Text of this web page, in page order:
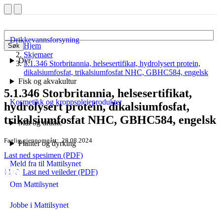
Søk
Drikkevannsforsyning
Dyr
Fisk og akvakultur
Kosmetikk og kroppspleieprodukter
Mat og drikke
Planter og dyrking
Meld fra til Mattilsynet
Om Mattilsynet
Jobbe i Mattilsynet
Hjem
Skjemaer
5.1.346 Storbritannia, helsesertifikat, hydrolysert protein,
dikalsiumfosfat, trikalsiumfosfat NHC, GBHC584, engelsk
5.1.346 Storbritannia, helsesertifikat,
hydrolysert protein, dikalsiumfosfat,
trikalsiumfosfat NHC, GBHC584, engelsk
Faglig gjennomgått 28.08.2024
Last ned spesimen (PDF)
Last ned veileder (PDF)